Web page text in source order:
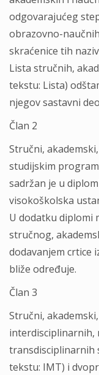
odgovarajućeg
obrazovno-
skraćenice tih
Lista stručnih,
tekstu: Lista)
njegov sastavni
Član 2
Stručni,
studijskim
sadržan je u
visokoškolska
U dodatku diplomi
stručnog,
dodavanjem crtice
bliže određuje.
Član 3
Stručni,
interdisciplinarnih,
transdisciplinarnih
tekstu: IMT) i